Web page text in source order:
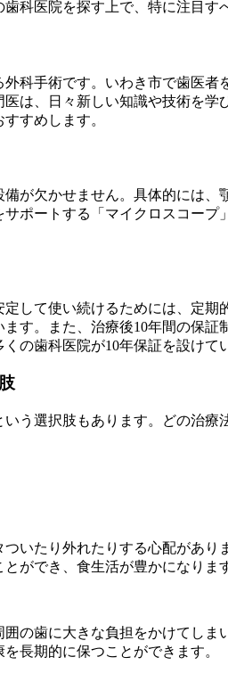
科医院を探す上で、特に注目す
科手術です。いわき市で歯医
は、日々新しい知識や技術を
すめします。
が欠かせません。具体的には
ポートする「マイクロスコー
して使い続けるためには、定
す。また、治療後10年間の保
の歯科医院が10年保証を設けて
う選択肢もあります。どの治
いたり外れたりする心配があ
ができ、食生活が豊かになりま
の歯に大きな負担をかけてし
長期的に保つことができます。